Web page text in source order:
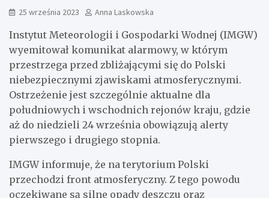
25 września 2023 Anna Laskowska
Instytut Meteorologii i Gospodarki Wodnej (IMGW)
wyemitował komunikat alarmowy, w którym
przestrzega przed zbliżającymi się do Polski
niebezpiecznymi zjawiskami atmosferycznymi.
Ostrzeżenie jest szczególnie aktualne dla
południowych i wschodnich rejonów kraju, gdzie
aż do niedzieli 24 września obowiązują alerty
pierwszego i drugiego stopnia.
IMGW informuje, że na terytorium Polski
przechodzi front atmosferyczny. Z tego powodu
oczekiwane są silne opady deszczu oraz